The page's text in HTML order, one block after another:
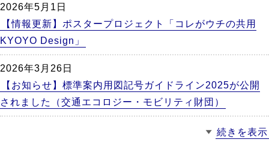
2026年5月1日
【情報更新】ポスタープロジェクト「コレがウチの共用
KYOYO Design」
2026年3月26日
【お知らせ】標準案内用図記号ガイドライン2025が公開
されました（交通エコロジー・モビリティ財団）
続きを表示